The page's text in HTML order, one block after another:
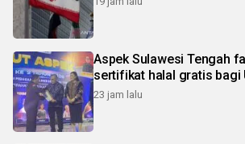
Aspek Sulawesi Tengah
sertifikat halal gratis bagi
23 jam lalu